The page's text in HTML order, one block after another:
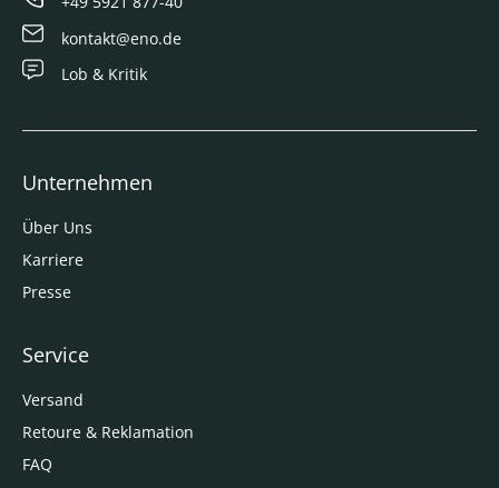
kontakt@eno.de
Lob & Kritik
Unternehmen
Über Uns
Karriere
Presse
Service
Versand
Retoure & Reklamation
FAQ